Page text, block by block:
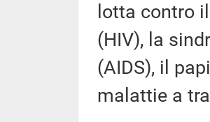
lotta contro
(HIV), la
(AIDS), il
malattie a